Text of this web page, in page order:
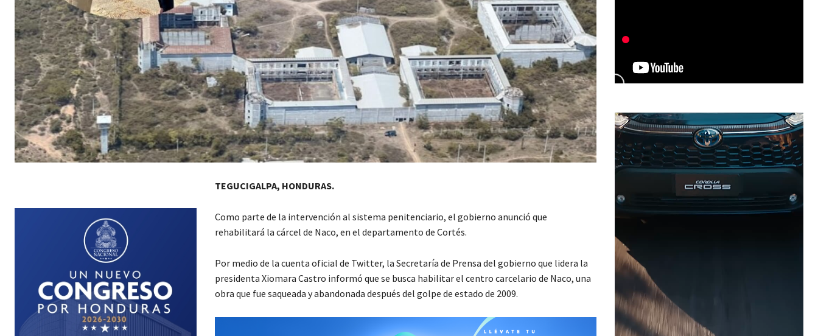
TEGUCIGALPA, HONDURAS.
Como parte de la intervención al sistema penitenciario, el gobierno anunció que
rehabilitará la cárcel de Naco, en el departamento de Cortés.
Por medio de la cuenta oficial de Twitter, la Secretaría de Prensa del gobierno que lidera la
presidenta Xiomara Castro informó que se busca habilitar el centro carcelario de Naco, una
obra que fue saqueada y abandonada después del golpe de estado de 2009.